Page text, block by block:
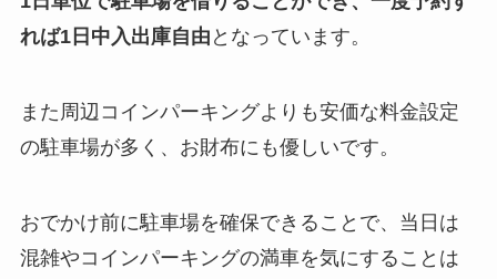
れば1日中入出庫自由 となっています。
また周辺コインパーキングよりも安価な料金設定
の駐車場が多く、お財布にも優しいです。
おでかけ前に駐車場を確保できることで、当日は
混雑やコインパーキングの満車を気にすることは